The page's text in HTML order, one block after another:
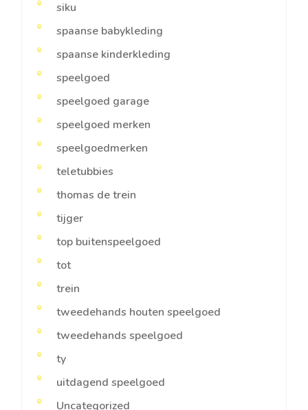
siku
spaanse babykleding
spaanse kinderkleding
speelgoed
speelgoed garage
speelgoed merken
speelgoedmerken
teletubbies
thomas de trein
tijger
top buitenspeelgoed
tot
trein
tweedehands houten speelgoed
tweedehands speelgoed
ty
uitdagend speelgoed
Uncategorized